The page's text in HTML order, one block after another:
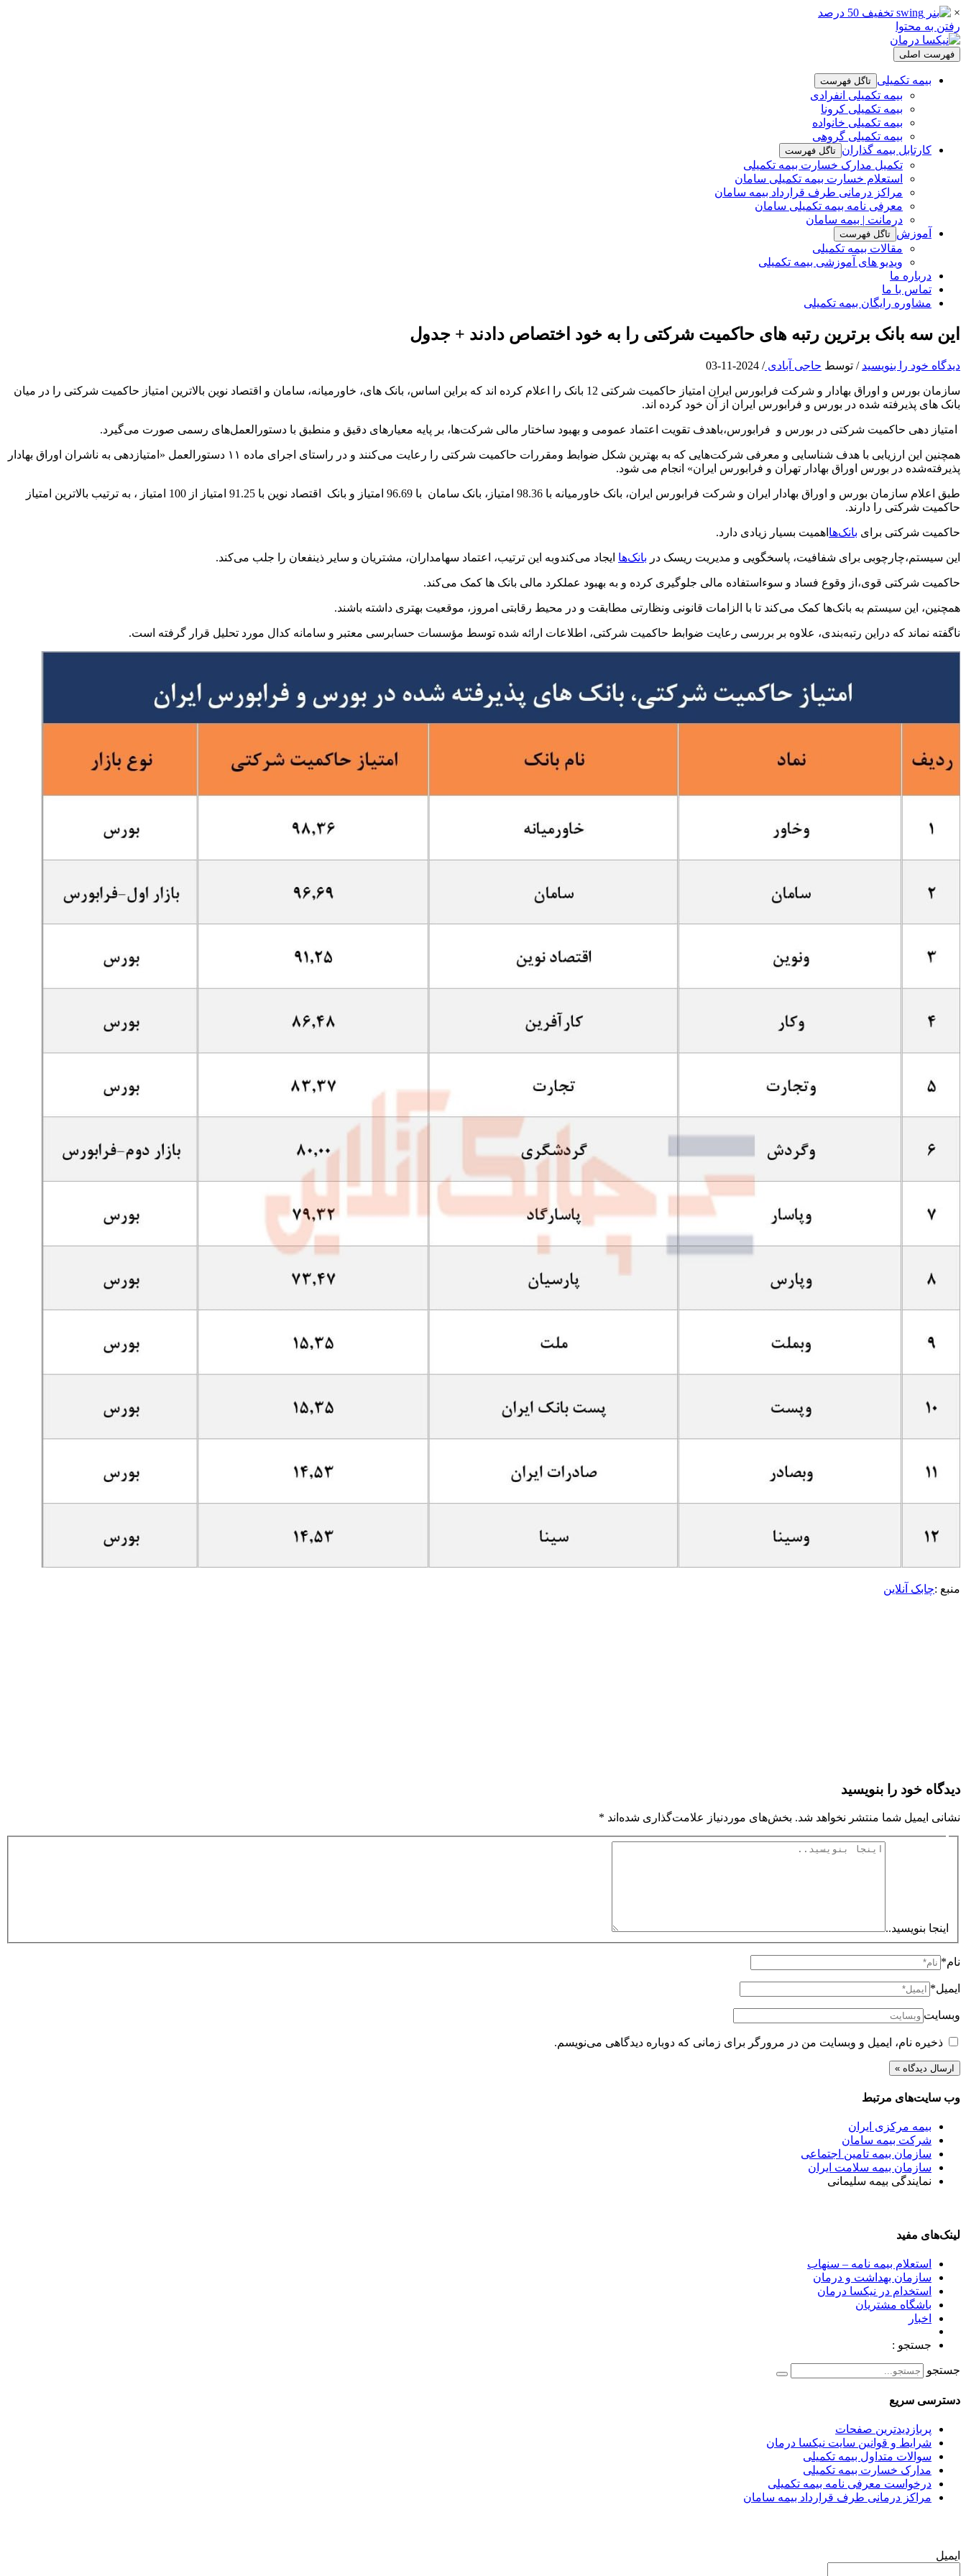
×
رفتن به محتوا
فهرست اصلی
بیمه تکمیلی تاگل فهرست
بیمه تکمیلی انفرادی
بیمه تکمیلی کرونا
بیمه تکمیلی خانواده
بیمه تکمیلی گروهی
کارتابل بیمه گذاران تاگل فهرست
تکمیل مدارک خسارت بیمه تکمیلی
استعلام خسارت بیمه تکمیلی سامان
مراکز درمانی طرف قرارداد بیمه سامان
معرفی نامه بیمه تکمیلی سامان
درمانت | بیمه سامان
آموزش تاگل فهرست
مقالات بیمه تکمیلی
ویدیو های آموزشی بیمه تکمیلی
درباره ما
تماس با ما
مشاوره رایگان بیمه تکمیلی
این سه بانک برترین رتبه های حاکمیت شرکتی را به خود اختصاص دادند + جدول
دیدگاه‌ خود را بنویسید / توسط حاجی آبادی/
2024-11-03
سازمان بورس و اوراق بهادار و شرکت فرابورس ایران امتیاز حاکمیت شرکتی 12 بانک را اعلام کرده اند که براین اساس، بانک های، خاورمیانه، سامان و اقتصاد نوین بالاترین امتیاز حاکمیت شرکتی را در میان
بانک های پذیرفته شده در بورس و فرابورس ایران از آن خود کرده اند.
امتیاز دهی حاکمیت شرکتی در بورس و فرابورس،باهدف تقویت اعتماد عمومی و بهبود ساختار مالی شرکت‌ها، بر پایه معیارهای دقیق و منطبق با دستورالعمل‌های رسمی صورت می‌گیرد.
همچنین این ارزیابی با هدف شناسایی و معرفی شرکت‌هایی که به بهترین شکل ضوابط ومقررات حاکمیت شرکتی را رعایت می‌کنند و در راستای اجرای ماده ۱۱ دستورالعمل «امتیازدهی به ناشران اوراق بهادار
پذیرفته‌شده در بورس اوراق بهادار تهران و فرابورس ایران» انجام می شود.
طبق اعلام سازمان بورس و اوراق بهادار ایران و شرکت فرابورس ایران، بانک خاورمیانه با 98.36 امتیاز، بانک سامان با 96.69 امتیاز و بانک اقتصاد نوین با 91.25 امتیاز از 100 امتیاز ، به ترتیب بالاترین امتیاز
حاکمیت شرکتی را دارند.
حاکمیت شرکتی برای بانک‌ها اهمیت بسیار زیادی دارد.
این سیستم،چارچوبی برای شفافیت، پاسخگویی و مدیریت ریسک در بانک‌ها ایجاد می‌کندوبه این ترتیب، اعتماد سهامداران، مشتریان و سایر ذینفعان را جلب می‌کند.
حاکمیت شرکتی قوی،از وقوع فساد و سوءاستفاده مالی جلوگیری کرده و به بهبود عملکرد مالی بانک ها کمک می‌کند.
همچنین، این سیستم به بانک‌ها کمک می‌کند تا با الزامات قانونی ونظارتی مطابقت و در محیط رقابتی امروز، موقعیت بهتری داشته باشند.
ناگفته نماند که دراین رتبه‌بندی، علاوه بر بررسی رعایت ضوابط حاکمیت شرکتی، اطلاعات ارائه‌ شده توسط مؤسسات حسابرسی معتبر و سامانه کدال مورد تحلیل قرار گرفته است.
منبع :چابک آنلاین
دیدگاه‌ خود را بنویسید
نشانی ایمیل شما منتشر نخواهد شد. بخش‌های موردنیاز علامت‌گذاری شده‌اند *
اینجا بنویسید..
نام*
ایمیل*
وبسایت
ذخیره نام، ایمیل و وبسایت من در مرورگر برای زمانی که دوباره دیدگاهی می‌نویسم.
وب سایت‌های مرتبط
بیمه مرکزی ایران
شرکت بیمه سامان
سازمان بیمه تامین اجتماعی
سازمان بیمه سلامت ایران
نمایندگی بیمه سلیمانی
لینک‌های مفید
استعلام بیمه نامه – سنهاب
سازمان بهداشت و درمان
استخدام در نیکسا درمان
باشگاه مشتریان
اخبار
جستجو :
جستجو
دسترسی سریع
پربازدیدترین صفحات
شرایط و قوانین سایت نیکسا درمان
سوالات متداول بیمه تکمیلی
مدارک خسارت بیمه تکمیلی
درخواست معرفی نامه بیمه تکمیلی
مراکز درمانی طرف قرارداد بیمه سامان
ایمیل